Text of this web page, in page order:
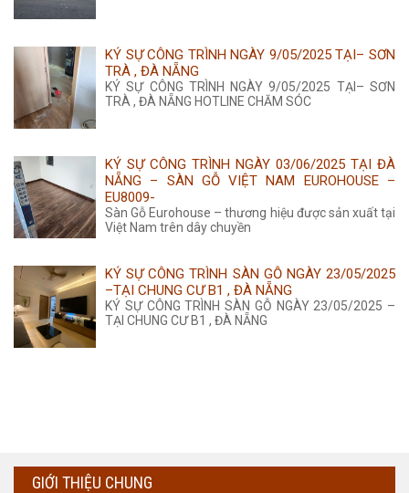
KÝ SỰ CÔNG TRÌNH NGÀY 9/05/2025 TẠI– SƠN
TRÀ , ĐÀ NẴNG
KÝ SỰ CÔNG TRÌNH NGÀY 9/05/2025 TẠI– SƠN
TRÀ , ĐÀ NẴNG HOTLINE CHĂM SÓC
KÝ SỰ CÔNG TRÌNH NGÀY 03/06/2025 TẠI ĐÀ
NẴNG – SÀN GỖ VIỆT NAM EUROHOUSE –
EU8009-
Sàn Gỗ Eurohouse – thương hiệu được sản xuất tại
Việt Nam trên dây chuyền
KÝ SỰ CÔNG TRÌNH SÀN GỖ NGÀY 23/05/2025
–TẠI CHUNG CƯ B1 , ĐÀ NẴNG
KÝ SỰ CÔNG TRÌNH SÀN GỖ NGÀY 23/05/2025 –
TẠI CHUNG CƯ B1 , ĐÀ NẴNG
GIỚI THIỆU CHUNG